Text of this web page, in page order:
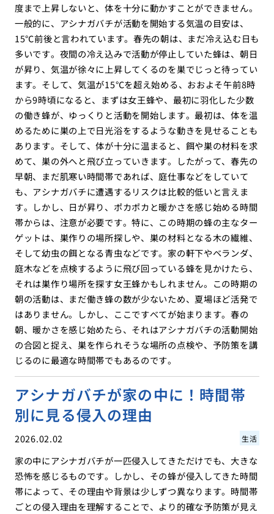
度まで上昇しないと、体を十分に動かすことができません。
一般的に、アシナガバチが活動を開始する気温の目安は、
15℃前後と言われています。春先の朝は、まだ冷え込む日も
多いです。夜間の冷え込みで活動が停止していた蜂は、朝日
が昇り、気温が徐々に上昇してくるのを巣でじっと待ってい
ます。そして、気温が15℃を超え始める、おおよそ午前8時
から9時頃になると、まずは女王蜂や、最初に羽化した少数
の働き蜂が、ゆっくりと活動を開始します。最初は、体を温
めるために巣の上で日光浴をするような動きを見せることも
あります。そして、体が十分に温まると、餌や巣の材料を求
めて、巣の外へと飛び立っていきます。したがって、春先の
早朝、まだ肌寒い時間帯であれば、庭仕事などをしていて
も、アシナガバチに遭遇するリスクは比較的低いと言えま
す。しかし、日が昇り、ポカポカと暖かさを感じ始める時間
帯からは、注意が必要です。特に、この時期の蜂の主なター
ゲットは、巣作りの場所探しや、巣の材料となる木の繊維、
そして幼虫の餌となる青虫などです。家の軒下やベランダ、
庭木などを点検するように飛び回っている蜂を見かけたら、
それは巣作り場所を探す女王蜂かもしれません。この時期の
朝の活動は、まだ働き蜂の数が少ないため、夏場ほど活発で
はありません。しかし、ここですべてが始まります。春の
朝、暖かさを感じ始めたら、それはアシナガバチの活動開始
の合図と捉え、巣を作られそうな場所の点検や、予防策を講
じるのに最適な時間帯でもあるのです。
アシナガバチが家の中に！時間帯
別に見る侵入の理由
2026.02.02 生活
家の中にアシナガバチが一匹侵入してきただけでも、大きな
恐怖を感じるものです。しかし、その蜂が侵入してきた時間
帯によって、その理由や背景は少しずつ異なります。時間帯
ごとの侵入理由を理解することで、より的確な予防策が見え